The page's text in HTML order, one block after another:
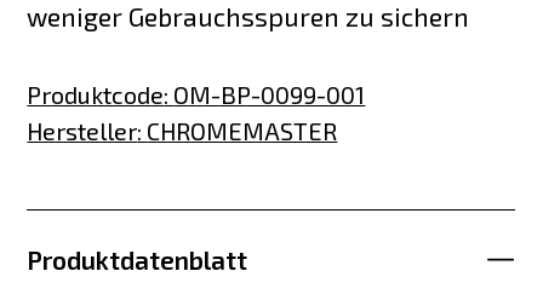
weniger Gebrauchsspuren zu sichern
Produktcode: OM-BP-0099-001
Hersteller: CHROMEMASTER
Produktdatenblatt